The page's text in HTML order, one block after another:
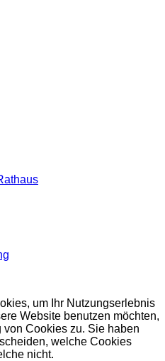
um Ihr Nutzungserlebnis
Website benutzen möchten,
Cookies zu. Sie haben
welche Cookies
nicht.